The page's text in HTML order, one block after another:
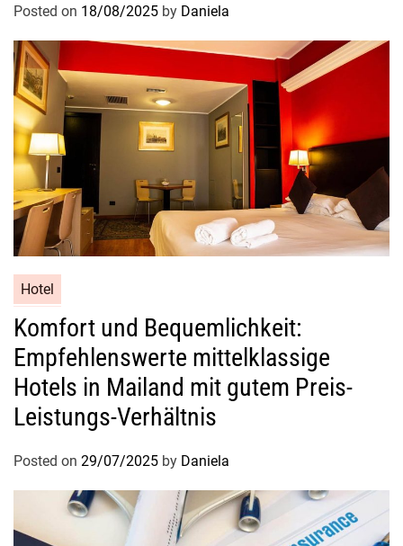
Posted on 18/08/2025 by Daniela
Hotel
Komfort und Bequemlichkeit:
Empfehlenswerte mittelklassige
Hotels in Mailand mit gutem Preis-
Leistungs-Verhältnis
Posted on 29/07/2025 by Daniela